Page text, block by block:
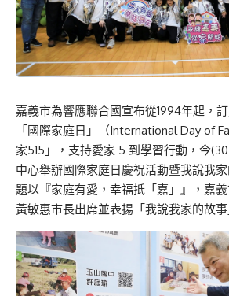
嘉義市為響應聯合國宣布從1994年起，
「國際家庭日」
（International Day of
家515」
， 支持愛家 5 到 學習行動， 今(30
中心舉辦國際家庭日 慶祝活動暨我說我
題以『家庭有愛，幸福抵「嘉」 』， 嘉
黃敏惠市長出席並表揚「我說我家的故